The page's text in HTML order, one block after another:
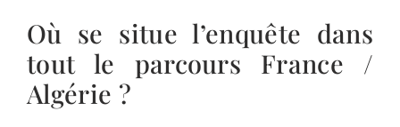
Où se situe l’enquête dans
tout le parcours France /
Algérie ?